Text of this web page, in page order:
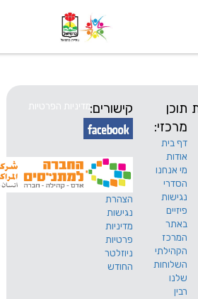
קישורים:
הצהרת
נגישות
מדיניות
פרטיות
ניוזלטר
החודש
מדיניות הפרטיות